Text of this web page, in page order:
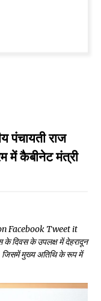
राज
में कैबीनेट मंत्री
Facebook Tweet it
दिवस के उपलक्ष में देहरादून
जिसमें मुख्य अतिथि के रूप में